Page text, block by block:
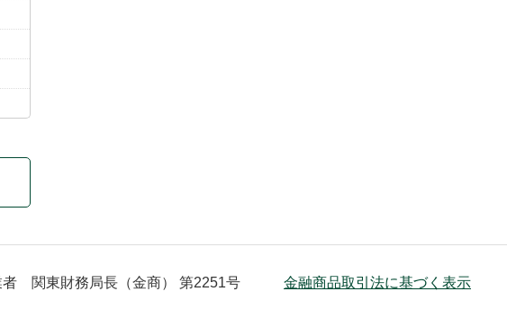
関東財務局長（金商） 第2251号 金融商品取引法に基づく表示